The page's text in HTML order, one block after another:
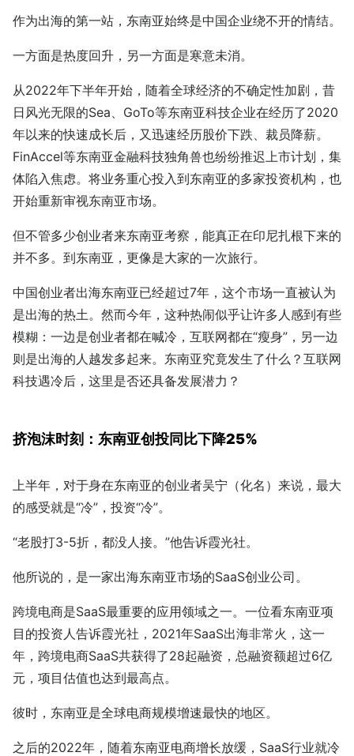
作为出海的第一站，东南亚始终是中国企业绕不开的情结。
一方面是热度回升，另一方面是寒意未消。
从2022年下半年开始，随着全球经济的不确定性加剧，昔
日风光无限的Sea、GoTo等东南亚科技企业在经历了2020
年以来的快速成长后，又迅速经历股价下跌、裁员降薪。
FinAccel等东南亚金融科技独角兽也纷纷推迟上市计划，集
体陷入焦虑。将业务重心投入到东南亚的多家投资机构，也
开始重新审视东南亚市场。
但不管多少创业者来东南亚考察，能真正在印尼扎根下来的
并不多。到东南亚，更像是大家的一次旅行。
中国创业者出海东南亚已经超过7年，这个市场一直被认为
是出海的热土。然而今年，这种热闹似乎让许多人感到有些
模糊：一边是创业者都在喊冷，互联网都在“瘦身”，另一边
则是出海的人越发多起来。东南亚究竟发生了什么？互联网
科技遇冷后，这里是否还具备发展潜力？
挤泡沫时刻：东南亚创投同比下降25%
上半年，对于身在东南亚的创业者吴宁（化名）来说，最大
的感受就是“冷”，投资“冷”。
“老股打3-5折，都没人接。”他告诉霞光社。
他所说的，是一家出海东南亚市场的SaaS创业公司。
跨境电商是SaaS最重要的应用领域之一。一位看东南亚项
目的投资人告诉霞光社，2021年SaaS出海非常火，这一
年，跨境电商SaaS共获得了28起融资，总融资额超过6亿
元，项目估值也达到最高点。
彼时，东南亚是全球电商规模增速最快的地区。
之后的2022年，随着东南亚电商增长放缓，SaaS行业就冷